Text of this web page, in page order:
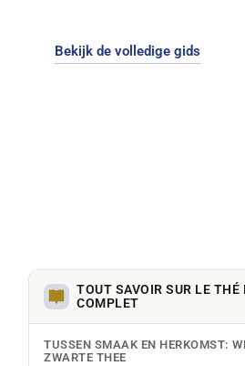
Bekijk de volledige gids
TOUT SAVOIR SUR LE THÉ
COMPLET
TUSSEN SMAAK EN HERKOMST:
ZWARTE THEE